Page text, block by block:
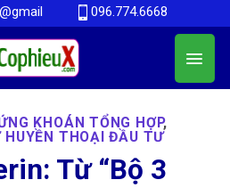
096.774.6668
KHOÁN TỔNG HỢP,
HUYỀN THOẠI ĐẦU TƯ
Từ “Bộ 3